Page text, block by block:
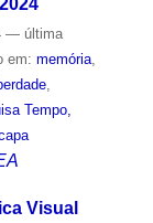
— última
em: memória,
,
Tempo,
Visual